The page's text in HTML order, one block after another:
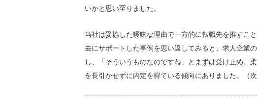
いかと思い至りました。
当社は妥協した曖昧な理由で一方的に転職先を推すこ
去にサポートした事例を思い返してみると、求人企業
し、「そういうものなのですね」とまずは受け止め、
を長引かせずに内定を得ている傾向にありました。（次